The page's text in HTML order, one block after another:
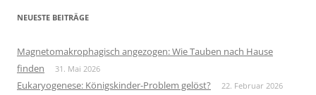
NEUESTE BEITRÄGE
Magnetomakrophagisch angezogen: Wie Tauben nach Hause
finden
31. Mai 2026
Eukaryogenese: Königskinder-Problem gelöst? 22. Februar 2026